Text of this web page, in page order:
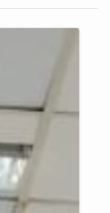
educandos.